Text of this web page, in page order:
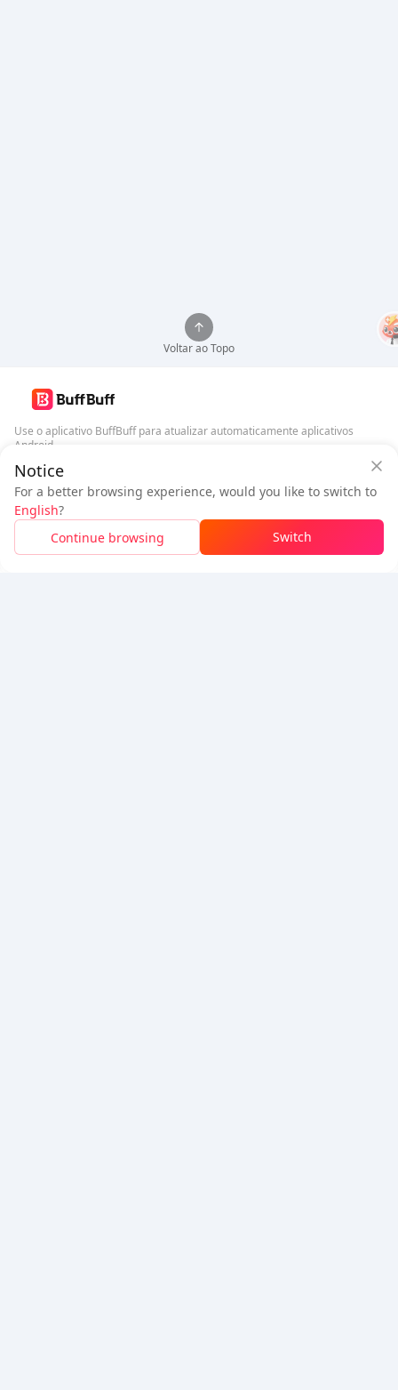
A pagar
Economizou$0.01
$0.95
Faça loginparaganhar 50 pontos (0.50 USD)
Recarga
Notice
For a better browsing experience, would you like to switch to
English?
Continue browsing
Switch
Voltar ao Topo
Use o aplicativo BuffBuff para atualizar automaticamente aplicativos
Android
Baixar BuffBuff
Siga-nos